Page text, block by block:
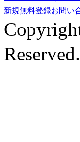
新規無料登録お問い
Reserved.